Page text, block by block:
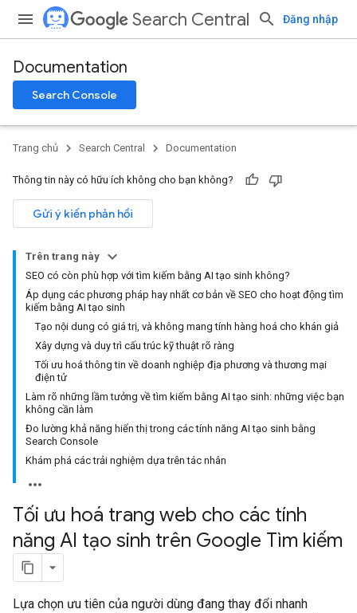
Search Central Đăng nhập
Documentation
Search Console
Trang chủ Search Central Documentation
Thông tin này có hữu ích không cho bạn không?
Gửi ý kiến phản hồi
Trên trang này
SEO có còn phù hợp với tìm kiếm bằng AI tạo sinh không?
Áp dụng các phương pháp hay nhất cơ bản về SEO cho hoạt động tìm
kiếm bằng AI tạo sinh
Tạo nội dung có giá trị, và không mang tính hàng hoá cho khán giả
Xây dựng và duy trì cấu trúc kỹ thuật rõ ràng
Tối ưu hoá thông tin về doanh nghiệp địa phương và thương mại
điện tử
Làm rõ những lầm tưởng về tìm kiếm bằng AI tạo sinh: những việc bạn
không cần làm
Đo lường khả năng hiển thị trong các tính năng AI tạo sinh bằng
Search Console
Khám phá các trải nghiệm dựa trên tác nhân
Tối ưu hoá trang web cho các tính
năng AI tạo sinh trên Google Tìm kiếm
Lựa chọn ưu tiên của người dùng đang thay đổi nhanh